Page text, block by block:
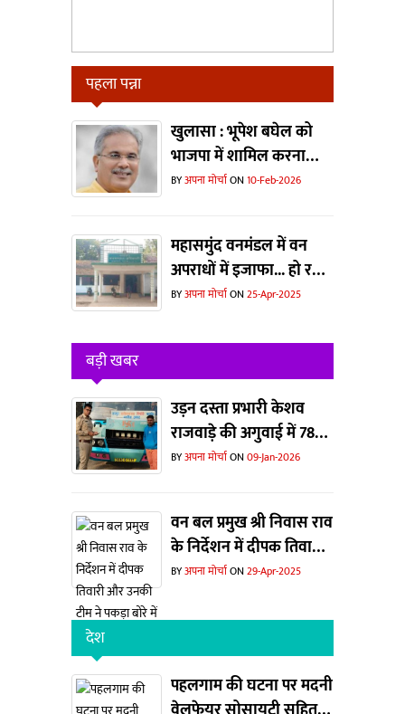
पहला पन्ना
खुलासा : भूपेश बघेल को
भाजपा में शामिल करना
चाहते थे मोदी और शाह?
BYअपना मोर्चाON10-Feb-2026
महासमुंद वनमंडल में वन
अपराधों में इजाफा... हो रहा
है जानवरों का
रहा है जंगल
BYअपना मोर्चाON25-Apr-2025
बड़ी खबर
उड़न दस्ता प्रभारी केशव
राजवाड़े की अगुवाई में 78
बसों पर कार्रवाई
BYअपना मोर्चाON09-Jan-2026
वन बल प्रमुख श्री निवास राव
के निर्देशन में दीपक तिवारी
और उनकी टीम ने पकड़ा बोरे
BYअपना मोर्चाON29-Apr-2025
देश
पहलगाम की घटना पर मदनी